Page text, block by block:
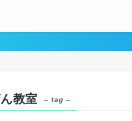
教室 – tag –